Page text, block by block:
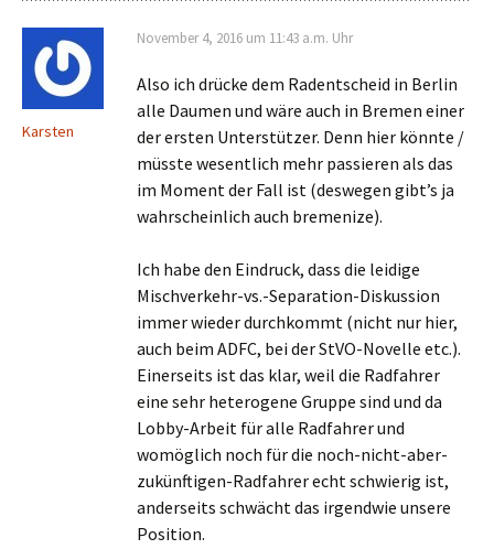
Karsten
November 4, 2016 um 11:43 a.m. Uhr
Also ich drücke dem Radentscheid in Berlin
alle Daumen und wäre auch in Bremen einer
der ersten Unterstützer. Denn hier könnte /
müsste wesentlich mehr passieren als das
im Moment der Fall ist (deswegen gibt’s ja
wahrscheinlich auch bremenize).
Ich habe den Eindruck, dass die leidige
Mischverkehr-vs.-Separation-Diskussion
immer wieder durchkommt (nicht nur hier,
auch beim ADFC, bei der StVO-Novelle etc.).
Einerseits ist das klar, weil die Radfahrer
eine sehr heterogene Gruppe sind und da
Lobby-Arbeit für alle Radfahrer und
womöglich noch für die noch-nicht-aber-
zukünftigen-Radfahrer echt schwierig ist,
anderseits schwächt das irgendwie unsere
Position.